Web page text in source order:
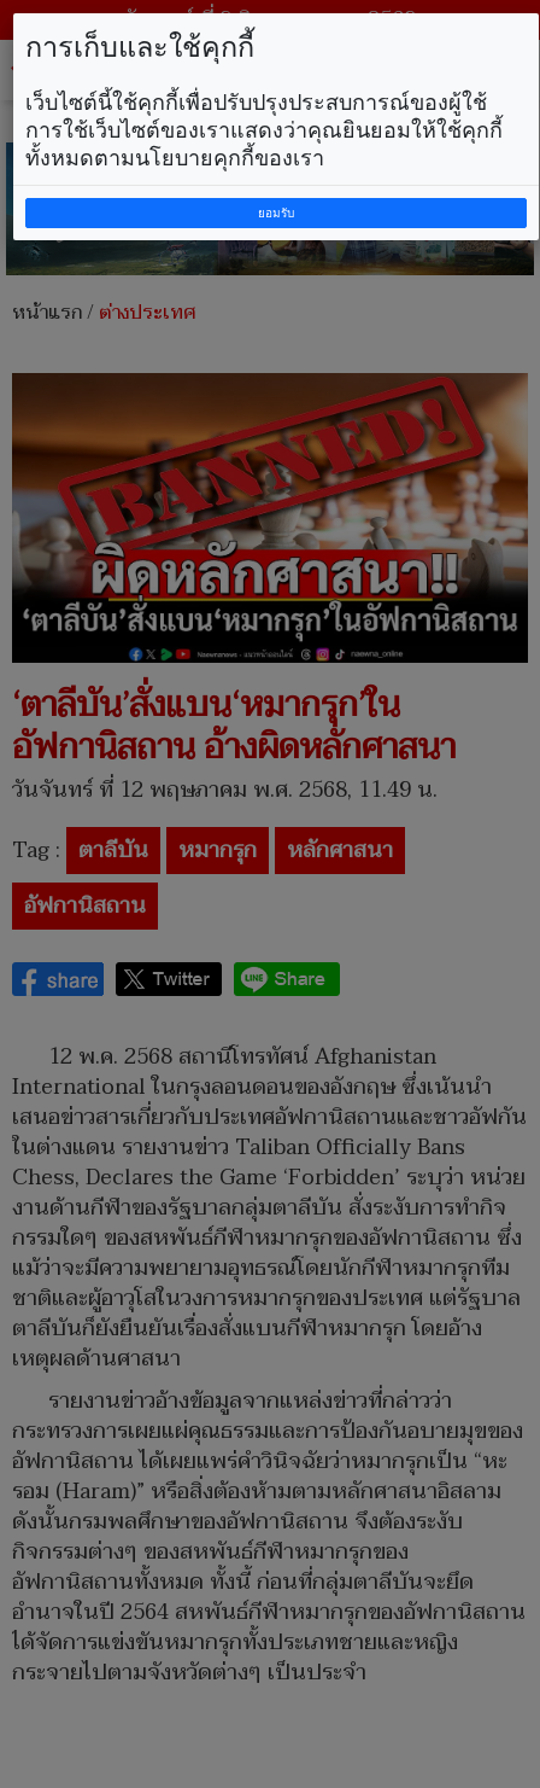
วันเสาร์ ที่ 8 สิงหาคม พ.ศ. 2569
หน้าแรก/ต่างประเทศ
‘ตาลีบัน’สั่งแบน‘หมากรุก’ใน
อัฟกานิสถาน อ้างผิดหลักศาสนา
วันจันทร์ ที่ 12 พฤษภาคม พ.ศ. 2568, 11.49 น.
Tag : ตาลีบัน หมากรุก
หลักศาสนา
อัฟกานิสถาน
12 พ.ค. 2568 สถานีโทรทัศน์ Afghanistan
International ในกรุงลอนดอนของอังกฤษ ซึ่งเน้นนำ
เสนอข่าวสารเกี่ยวกับประเทศอัฟกานิสถานและชาวอัฟกัน
ในต่างแดน รายงานข่าว Taliban Officially Bans
Chess, Declares the Game ‘Forbidden’ ระบุว่า หน่วย
งานด้านกีฬาของรัฐบาลกลุ่มตาลีบัน สั่งระงับการทำกิจ
กรรมใดๆ ของสหพันธ์กีฬาหมากรุกของอัฟกานิสถาน ซึ่ง
แม้ว่าจะมีความพยายามอุทธรณ์โดยนักกีฬาหมากรุกทีม
ชาติและผู้อาวุโสในวงการหมากรุกของประเทศ แต่รัฐบาล
ตาลีบันก็ยังยืนยันเรื่องสั่งแบนกีฬาหมากรุก โดยอ้าง
เหตุผลด้านศาสนา
รายงานข่าวอ้างข้อมูลจากแหล่งข่าวที่กล่าวว่า
กระทรวงการเผยแผ่คุณธรรมและการป้องกันอบายมุขของ
อัฟกานิสถาน ได้เผยแพร่คำวินิจฉัยว่าหมากรุกเป็น “หะ
รอม (Haram)” หรือสิ่งต้องห้ามตามหลักศาสนาอิสลาม
ดังนั้นกรมพลศึกษาของอัฟกานิสถาน จึงต้องระงับ
กิจกรรมต่างๆ ของสหพันธ์กีฬาหมากรุกของ
อัฟกานิสถานทั้งหมด ทั้งนี้ ก่อนที่กลุ่มตาลีบันจะยึด
อำนาจในปี 2564 สหพันธ์กีฬาหมากรุกของอัฟกานิสถาน
ได้จัดการแข่งขันหมากรุกทั้งประเภทชายและหญิง
กระจายไปตามจังหวัดต่างๆ เป็นประจำ
การเก็บและใช้คุกกี้
เว็บไซต์นี้ใช้คุกกี้เพื่อปรับปรุงประสบการณ์ของผู้ใช้
การใช้เว็บไซต์ของเราแสดงว่าคุณยินยอมให้ใช้คุกกี้
ทั้งหมดตามนโยบายคุกกี้ของเรา
ยอมรับ